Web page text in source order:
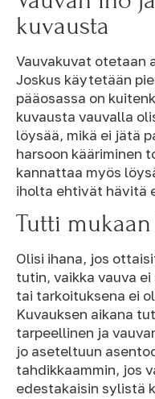
kuvausta
Vauvakuvat otetaan
Joskus käytetään
pääosassa on
kuvausta vauvalla
löysää, mikä ei jätä
harsoon kääriminen
kannattaa myös
iholta ehtivät hävitä
Tutti
Olisi ihana, jos
tutin, vaikka vauva
tai tarkoituksena ei
Kuvauksen aikana
tarpeellinen ja
jo aseteltuun
tahdikkaammin, jos
edestakaisin sylistä